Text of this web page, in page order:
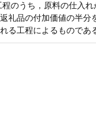
のうち，原料の仕入
礼品の付加価値の半分
る工程によるものであ